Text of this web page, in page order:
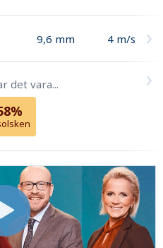
9,6 mm 4 m/s
det vara...